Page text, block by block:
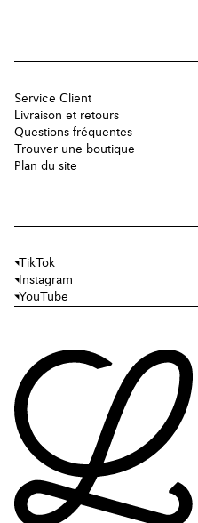
Service Client
Livraison et retours
Questions fréquentes
Trouver une boutique
Plan du site
TikTok
Instagram
YouTube